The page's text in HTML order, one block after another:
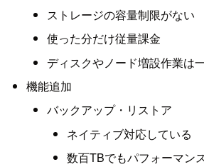
ストレージの容量制限がない
使った分だけ従量課金
ディスクやノード増設作業は
機能追加
バックアップ・リストア
ネイティブ対応している
数百TBでもパフォーマン